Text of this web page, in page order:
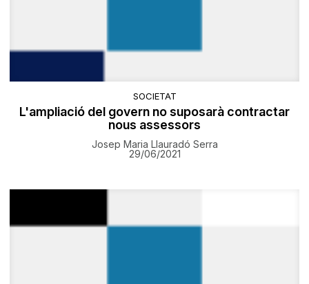
SOCIETAT
L'ampliació del govern no suposarà contractar
nous assessors
Josep Maria Llauradó Serra
29/06/2021